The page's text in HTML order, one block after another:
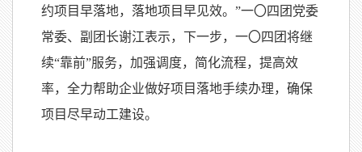
约项目早落地，落地项目早见效。”一〇四团党委
常委、副团长谢江表示，下一步，一〇四团将继
续“靠前”服务，加强调度，简化流程，提高效
率，全力帮助企业做好项目落地手续办理，确保
项目尽早动工建设。